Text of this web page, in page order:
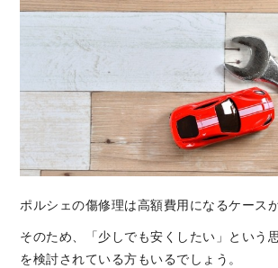
ポルシェの傷修理は高額費用になるケース
そのため、「少しでも安くしたい」という
を検討されている方もいるでしょう。